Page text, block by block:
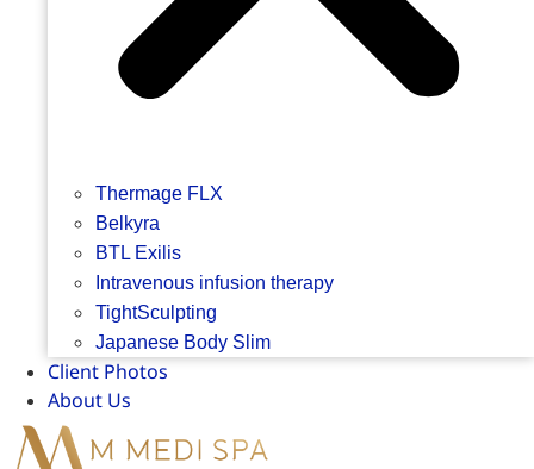
Thermage FLX
Belkyra
BTL Exilis
Intravenous infusion therapy
TightSculpting
Japanese Body Slim
Client Photos
About Us